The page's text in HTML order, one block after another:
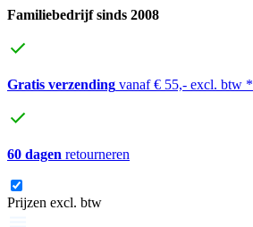
Familiebedrijf sinds 2008
Gratis verzending vanaf € 55,- excl. btw *
60 dagen retourneren
Prijzen excl. btw